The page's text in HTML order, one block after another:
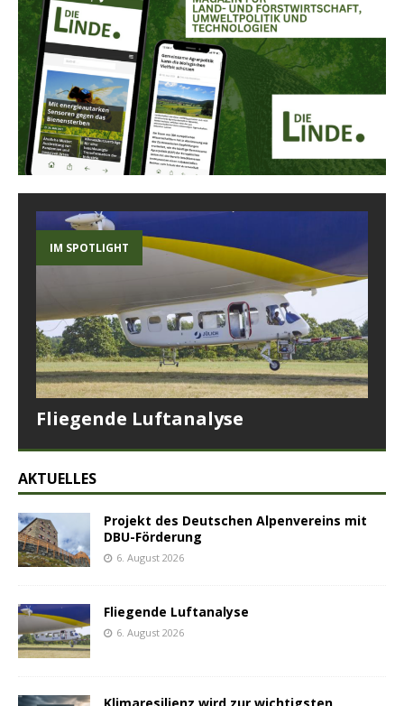
IM SPOTLIGHT
Fliegende Luftanalyse
AKTUELLES
Projekt des Deutschen Alpenvereins mit
DBU-Förderung
6. August 2026
Fliegende Luftanalyse
6. August 2026
Klimaresilienz wird zur wichtigsten